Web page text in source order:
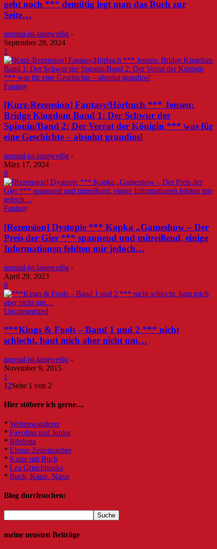
geht noch *** demütig legt man das Buch zur
Seite…
normal-ist-langweilig -
September 28, 2024
1
Fantasy
[Kurz-Rezension] Fantasy/Hörbuch *** Jensen:
Bridge Kingdom Band 1: Der Schwur der
Spionin/Band 2: Der Verrat der Königin *** was für
eine Geschichte – absolut grandios!
normal-ist-langweilig -
März 17, 2024
0
Fantasy
[Rezension] Dystopie *** Kopka „Gameshow – Der
Preis der Gier *** spannend und mitreißend, einige
Informationen fehlten mir jedoch…
normal-ist-langweilig -
April 29, 2023
0
Uncategorized
***Kings & Fools – Band 1 und 2 *** nicht
schlecht, haut mich aber nicht um…
normal-ist-langweilig -
November 9, 2015
1
1 2Seite 1 von 2
Hier stöbere ich gerne…
* Weltenwanderer
* Favolina und Junior
* Bibilotta
* Elenas Zeilenzauber
* Katze mit Buch
* Lea Grinchbooks
* Buch, Katze, Natur
Blog durchsuchen:
meine neusten Beiträge